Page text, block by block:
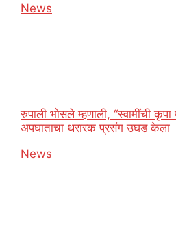
In relation to
News
रुपाली भोसले म्हणाली, “स्वामींची
अपघाताचा थरारक प्रसंग उघड केला
In relation to
News